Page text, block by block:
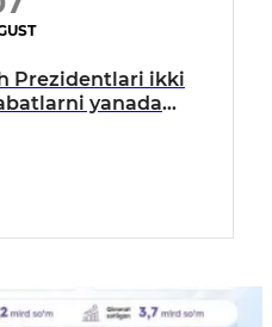
Prezidentlari ikki
yanada